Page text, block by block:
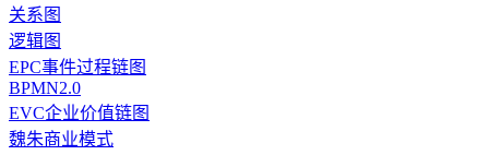
关系图
逻辑图
EPC事件过程链图
BPMN2.0
EVC企业价值链图
魏朱商业模式